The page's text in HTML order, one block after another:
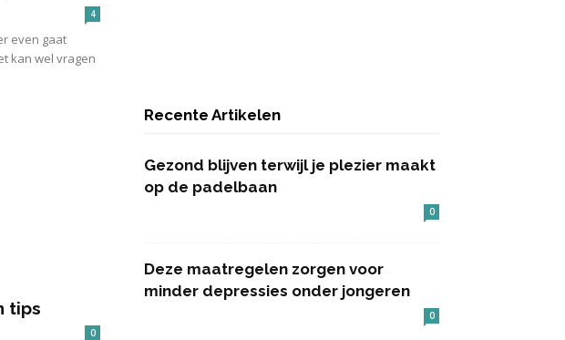
4
even gaat
kan wel vragen
tips
0
Recente Artikelen
Gezond blijven terwijl je plezier maakt
op de padelbaan
0
Deze maatregelen zorgen voor
minder depressies onder jongeren
0